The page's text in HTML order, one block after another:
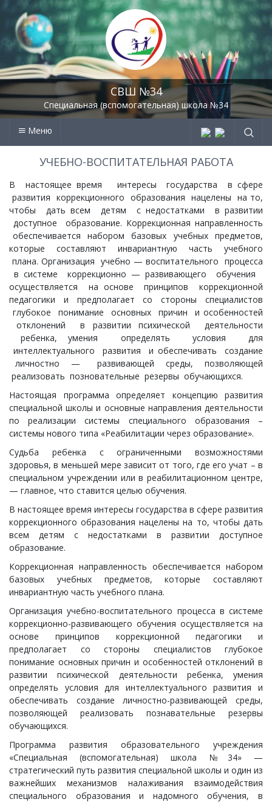
СВШ №34
Специальная (вспомогательная) школа №34
Меню
УЧЕБНО-ВОСПИТАТЕЛЬНАЯ РАБОТА
В настоящее время интересы государства в сфере
развития коррекционного образования нацелены на то,
чтобы дать всем детям с недостатками в развитии
доступное образование. Коррекционная направленность
обеспечивается набором базовых учебных предметов,
которые составляют инвариантную часть учебного
плана. Организация учебно — воспитательного процесса
в системе коррекционно — развивающего обучения
осуществляется на основе принципов коррекционной
педагогики и предполагает со стороны специалистов
глубокое понимание основных причин и особенностей
отклонений в развитии психической деятельности
ребенка, умения определять условия для
интеллектуального развития и обеспечивать создание
личностно — развивающей среды, позволяющей
реализовать позновательные резервы обучающихся.
Настоящая программа определяет концепцию развития
специальной школы и основные направления деятельности
по реализации системы специального образования –
системы нового типа «Реабилитации через образование».
Судьба ребенка с ограниченными возможностями
здоровья, в меньшей мере зависит от того, где его учат – в
специальном учреждении или в реабилитационном центре,
— главное, что ставится целью обучения.
В настоящее время интересы государства в сфере развития
коррекционного образования нацелены на то, чтобы дать
всем детям с недостатками в развитии доступное
образование.
Коррекционная направленность обеспечивается набором
базовых учебных предметов, которые составляют
инвариантную часть учебного плана.
Организация учебно-воспитательного процесса в системе
коррекционно-развивающего обучения осуществляется на
основе принципов коррекционной педагогики и
предполагает со стороны специалистов глубокое
понимание основных причин и особенностей отклонений в
развитии психической деятельности ребенка, умения
определять условия для интеллектуального развития и
обеспечивать создание личностно-развивающей среды,
позволяющей реализовать познавательные резервы
обучающихся.
Программа развития образовательного учреждения
«Специальная (вспомогательная) школа №34» —
стратегический путь развития специальной школы и один из
важнейших механизмов налаживания взаимодействия
специального образования и надомного обучения, в